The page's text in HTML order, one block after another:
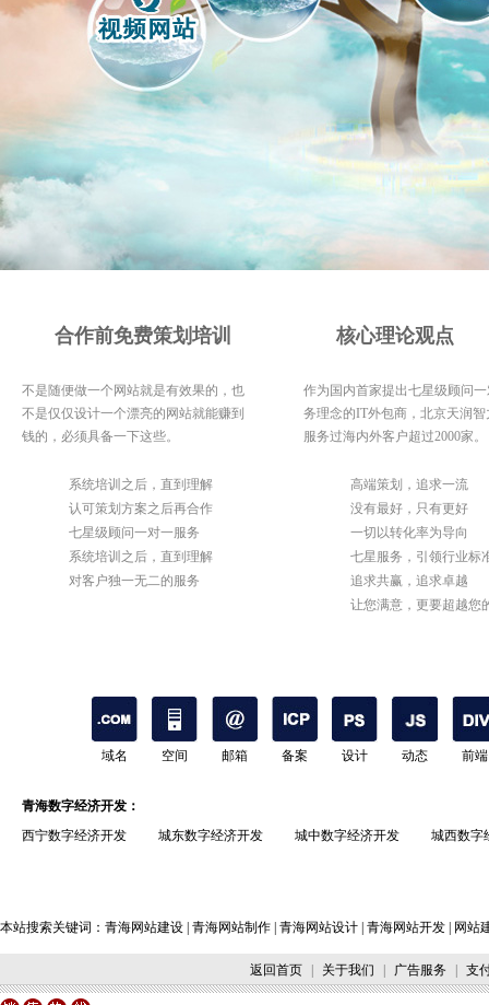
合作前免费策划培训
不是随便做一个网站就是有效果的，也
不是仅仅设计一个漂亮的网站就能赚到
钱的，必须具备一下这些。
系统培训之后，直到理解
认可策划方案之后再合作
七星级顾问一对一服务
系统培训之后，直到理解
对客户独一无二的服务
核心理论观点
作为国内首家提出七星级顾问
务理念的IT外包商，北京天润智
服务过海内外客户超过2000家。
高端策划，追求一流
没有最好，只有更好
一切以转化率为导向
七星服务，引领行业标
追求共赢，追求卓越
让您满意，更要超越您
域名 空间 邮箱 备案 设计 动态 前端
青海数字经济开发：
西宁数字经济开发
城东数字经济开发 城中数字经济开发 城西数字
本站搜索关键词： 青海网站建设 青海网站制作 青海网站设计 青海网站开发 网站
返回首页 关于我们 广告服务 支